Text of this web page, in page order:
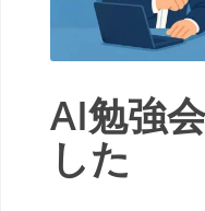
AI勉強
した